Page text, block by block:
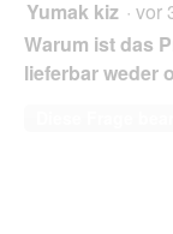
Yumak kiz · vor
Warum ist das
lieferbar weder